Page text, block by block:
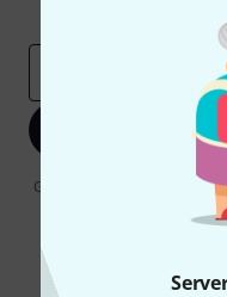
Genom att klicka på
postreklam.
information om